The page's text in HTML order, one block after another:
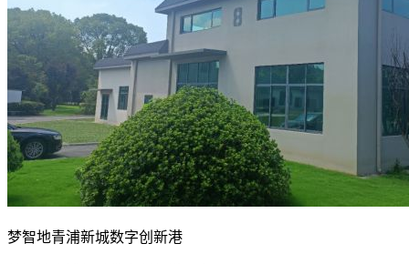
梦智地青浦新城数字创新港